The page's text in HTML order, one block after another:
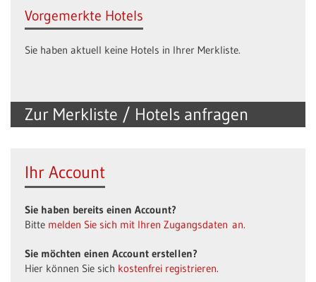
Zur Merkliste / Hotels anfragen
Vorgemerkte Hotels
Sie haben aktuell keine Hotels in Ihrer Merkliste.
Ihr Account
Sie haben bereits einen Account?
Bitte melden Sie sich mit Ihren Zugangsdaten an.
Sie möchten einen Account erstellen?
Hier können Sie sich kostenfrei registrieren.